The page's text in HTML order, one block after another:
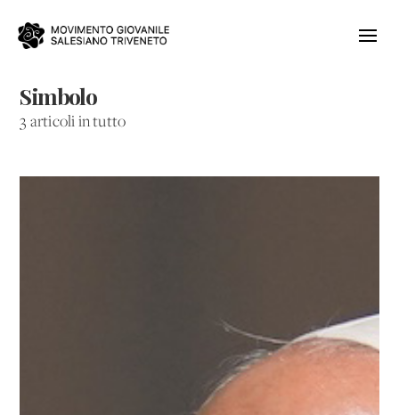
Simbolo
3 articoli in tutto